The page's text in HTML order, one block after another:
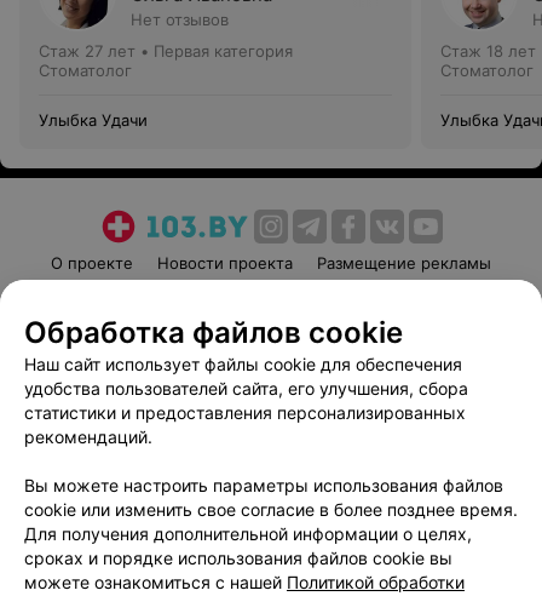
Нет отзывов
Стаж 27 лет • Первая категория
Стоматолог
Улыбка Удачи
Стаж 18 лет
Стоматолог
Улыбка
О проекте Новости проекта
Размещение рекламы
Пользовательское соглашение
Способы оплаты
Вакансии
Партнеры
Написать руководителю 103.by
Обработка персональных данных
Обработка файлов cookie
Наш сайт использует файлы cookie для обеспечения
удобства пользователей сайта, его улучшения, сбора
статистики и предоставления персонализированных
рекомендаций.
Вы можете настроить параметры использования файлов
cookie или изменить свое согласие в более позднее время.
Для получения дополнительной информации о целях,
сроках и порядке использования файлов cookie вы
можете ознакомиться с нашей Политикой обработки